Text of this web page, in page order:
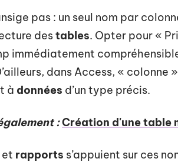
pas : un seul nom par
destables. Opter pour «
immédiatement
dans Access, «
à données d’un type précis.
:Création d'une table
et rapports s’appuient sur ces